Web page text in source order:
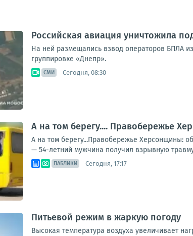
Российская авиация уничтожила
На ней размещались взвод операторов БПЛА
группировке «Днепр».
СМИ Сегодня, 08:30
А на том берегу.... Правобережье
А на том берегу...Правобережье Херсонщины:
— 54-летний мужчина получил взрывную
ПАБЛИКИ Сегодня, 17:17
Питьевой режим в жаркую погоду
Высокая температура воздуха увеличивает